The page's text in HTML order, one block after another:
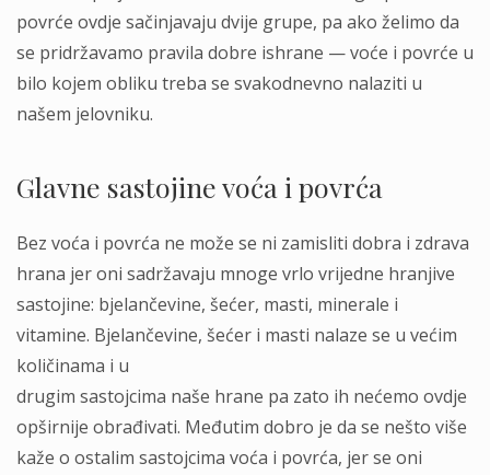
povrće ovdje sačinjavaju dvije grupe, pa ako želimo da
se pridržavamo pravila dobre ishrane — voće i povrće u
bilo kojem obliku treba se svakodnevno nalaziti u
našem jelovniku.
Glavne sastojine voća i povrća
Bez voća i povrća ne može se ni zamisliti dobra i zdrava
hrana jer oni sadržavaju mnoge vrlo vrijedne hranjive
sastojine: bjelančevine, šećer, masti, minerale i
vitamine. Bjelančevine, šećer i masti nalaze se u većim
količinama i u
drugim sastojcima naše hrane pa zato ih nećemo ovdje
opširnije obrađivati. Međutim dobro je da se nešto više
kaže o ostalim sastojcima voća i povrća, jer se oni